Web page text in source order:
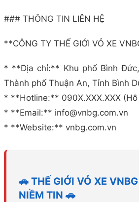
### THÔNG TIN LIÊN HỆ
**CÔNG TY THẾ GIỚI VỎ XE
* **Địa chỉ:** Khu phố Bình
Thành phố Thuận An, Tỉnh Bình
* **Hotline:** 090X.XXX.XXX
* **Email:** info@vnbg.com.vn
* **Website:** vnbg.com.vn
🚗 THẾ GIỚI VỎ XE
NIỀM TIN 🚗